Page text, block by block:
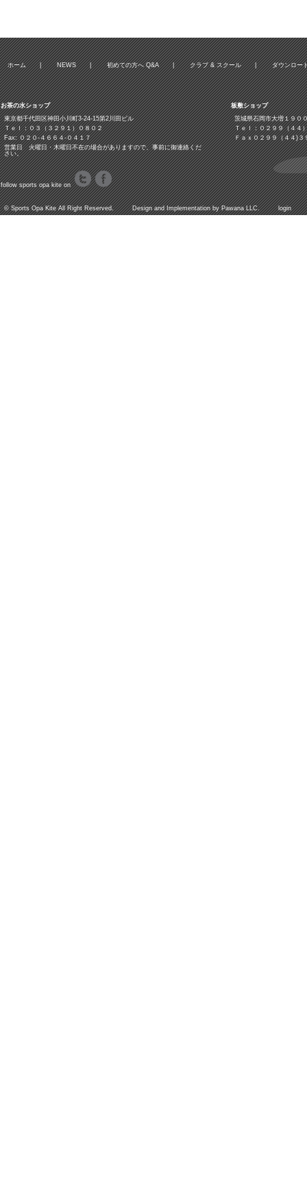
ホーム | NEWS | 初めての方へ Q&A | クラブ & スクール | ダウンロー
お茶の水ショップ
東京都千代田区神田小川町3‐24‐15第2川田ビル
Ｔｅｌ：０３（３２９１）０８０２
Fax: ０２０-４６６４-０４１７
営業日 火曜日・木曜日不在の場合がありますので、事前に御連絡くだ
さい。
follow sports opa kite on
板敷ショップ
茨城県石岡市大増１９０
Ｔｅｌ：０２９９（４４
Ｆａｘ０２９９（４４)３
©Sports Opa KiteAll Right Reserved. Design and Implementation byPawana LLC. login